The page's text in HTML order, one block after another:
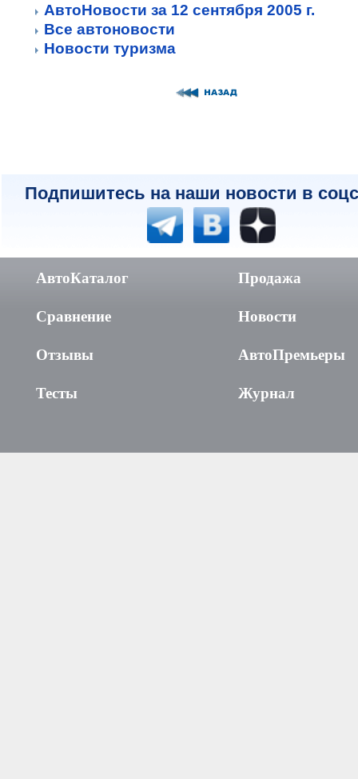
АвтоНовости за 12 сентября 2005 г.
Все автоновости
Новости туризма
Подпишитесь на наши новости в
АвтоКаталог
Сравнение
Отзывы
Тесты
Продажа
Новости
АвтоПремьеры
Журнал